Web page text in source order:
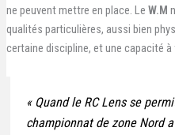
ne peuvent mettre en place. Le W.M
qualités particulières, aussi bien
certaine discipline, et une capacité
« Quand le RC Lens se
championnat de zone Nord